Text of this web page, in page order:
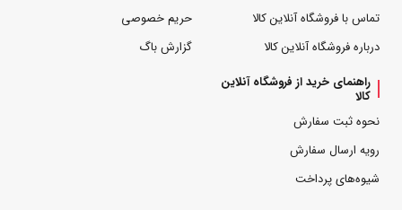
تماس با فروشگاه آنلاین کالا
درباره فروشگاه آنلاین کالا
حریم خصوصی
گزارش باگ
راهنمای خرید از فروشگاه آنلاین
کالا
نحوه ثبت سفارش
رویه ارسال سفارش
شیوه‌های پرداخت